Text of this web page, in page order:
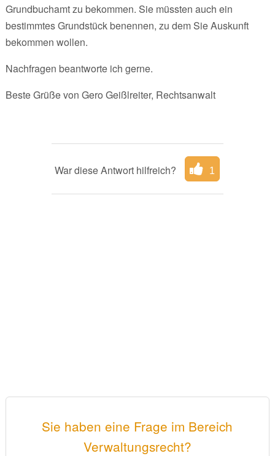
Grundbuchamt zu bekommen. Sie müssten auch ein
bestimmtes Grundstück benennen, zu dem Sie Auskunft
bekommen wollen.
Nachfragen beantworte ich gerne.
Beste Grüße von Gero Geißlreiter, Rechtsanwalt
War diese Antwort hilfreich? 1
Sie haben eine Frage im Bereich
Verwaltungsrecht?